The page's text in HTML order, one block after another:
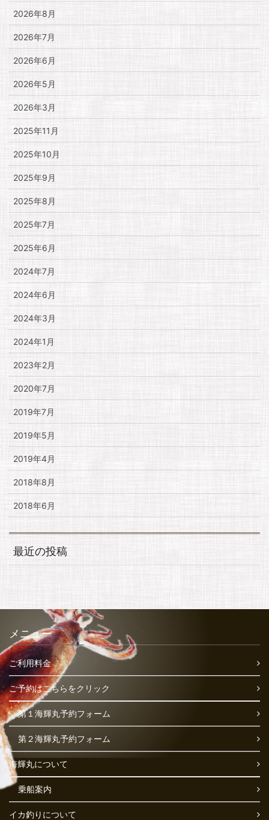
2026年8月
2026年7月
2026年6月
2026年5月
2026年3月
2025年11月
2025年10月
2025年9月
2025年8月
2025年7月
2025年6月
2024年7月
2024年6月
2024年3月
2024年1月
2023年2月
2020年7月
2019年7月
2019年5月
2019年4月
2018年8月
2018年6月
最近の投稿
メニュー
ご利用料金
ご予約はこちらをクリック
第１海輝丸予約フォーム
第２海輝丸予約フォーム
海輝丸について
乗船案内
イカ釣りについて